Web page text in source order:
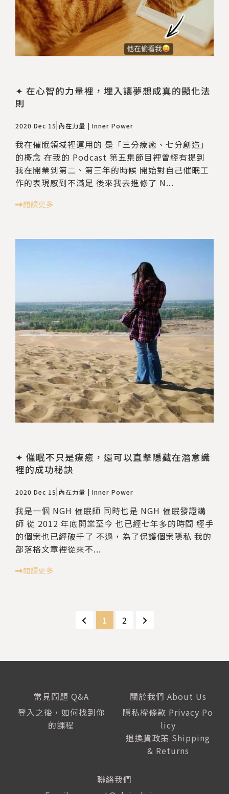
✦ 在心智的力量裡，埋入讓夢想成真的顯化法
則
2020 Dec 15 內在力量 | Inner Power
我在催眠領域裡運用的 是「三分療癒、七分創造」
的概念 在我的 Podcast 第五集節目裡曾經有提到
我在開業到第二、第三年的時候 開始對自己催眠工
作的表現感到不滿足 後來我去進修了 N...
閱讀更多
✦ 催眠不只是療癒，還可以直擊隱藏在潛意識
裡的成功秘訣
2020 Dec 15 內在力量 | Inner Power
我是一個 NGH 催眠師 同時也是 NGH 催眠發證講
師 從 2012 年底開業至今 也已經七年多的時間 經手
的個案也已經破千了 不過，為了保護個案隱私 我的
部落格文章裡從來不...
閱讀更多
1 2
常見問題 Q&A
登入之後，如何找到你
的課程
關於我們 About Us
隱私權條款 Privacy Po
licy
退換貨政策 Shipping
& Returns
聯絡我們